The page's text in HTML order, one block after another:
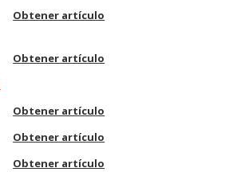
Obtener artículo
Obtener artículo
Obtener artículo
Obtener artículo
Obtener artículo